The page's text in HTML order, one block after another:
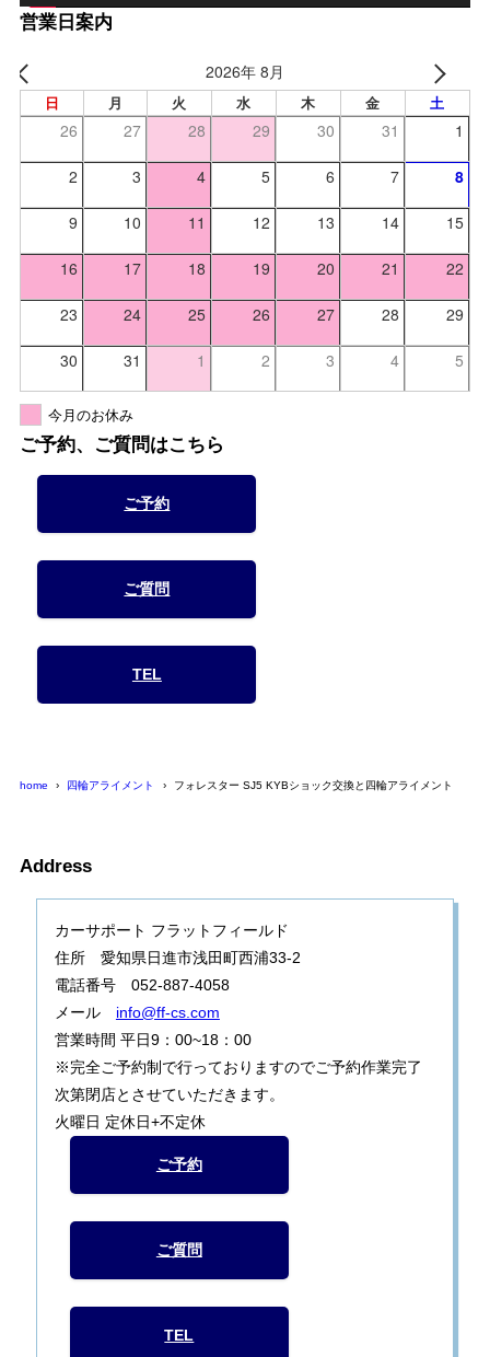
営業日案内
2026年 8月
日 月 火 水 木 金 土
26 27 28 29 30 31 1
2 3 4 5 6 7 8
9 10 11 12 13 14 15
16 17 18 19 20 21 22
23 24 25 26 27 28 29
30 31 1 2 3 4 5
今月のお休み
ご予約、ご質問はこちら
ご予約
ご質問
TEL
home 四輪アライメント フォレスター SJ5 KYBショック交換と四輪アライメント
Address
カーサポート フラットフィールド
住所 愛知県日進市浅田町西浦33-2
電話番号 052-887-4058
メール info@ff-cs.com
営業時間 平日9：00~18：00
※完全ご予約制で行っておりますのでご予約作業完了
次第閉店とさせていただきます。
火曜日 定休日+不定休
ご予約
ご質問
TEL